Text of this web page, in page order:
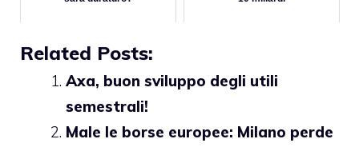
Related Posts:
Axa, buon sviluppo degli utili
semestrali!
Male le borse europee: Milano perde